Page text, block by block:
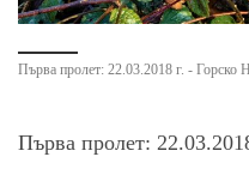
Първа пролет: 22.03.2018 г. - Горско
Първа пролет: